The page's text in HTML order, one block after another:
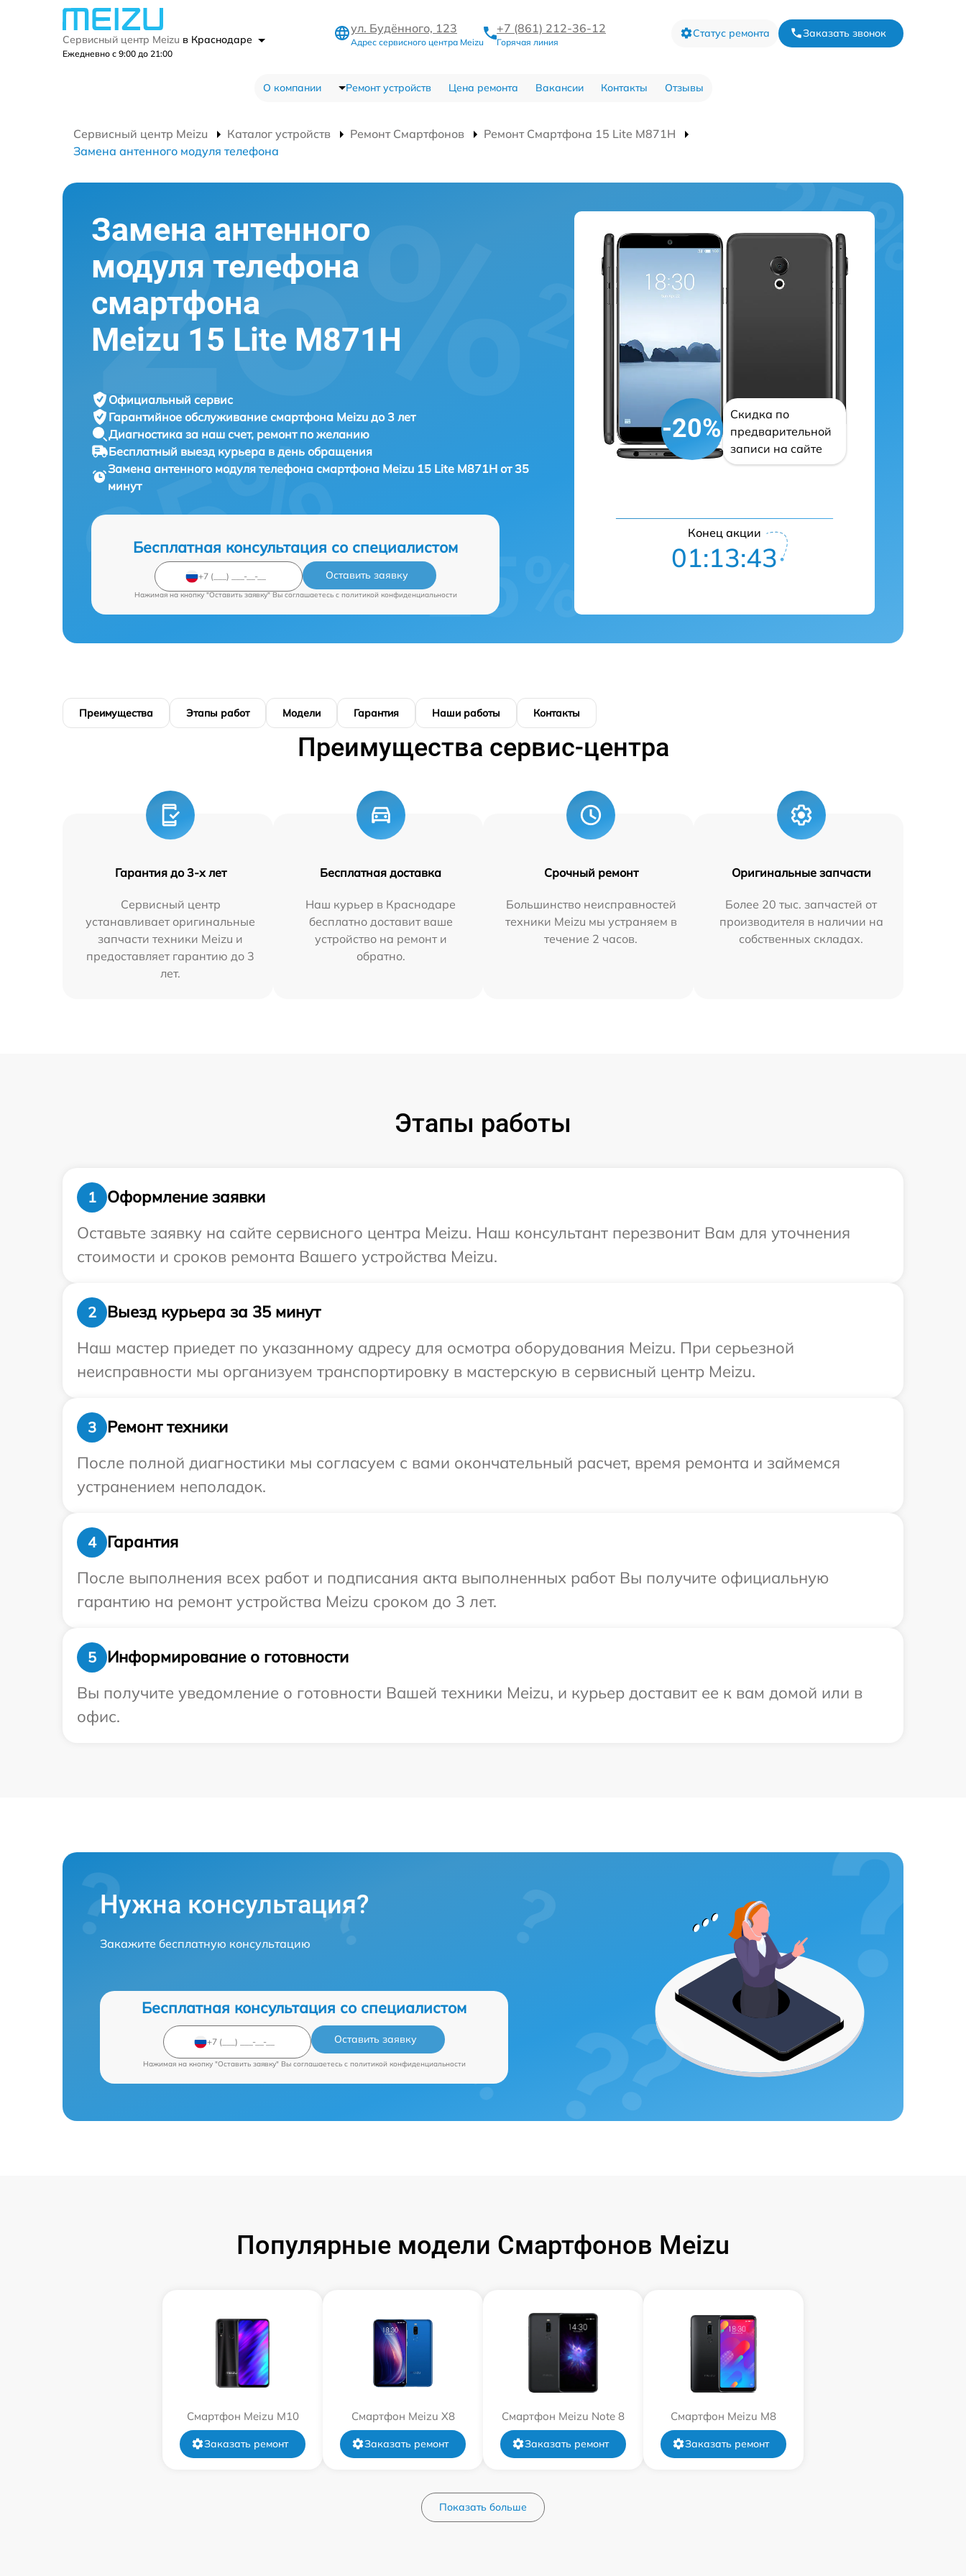
Сервисный центр Meizu в Краснодаре
Ежедневно с 9:00 до 21:00
ул. Будённого, 123
Адрес сервисного центра Meizu
+7 (861) 212-36-12
Горячая линия
Статус ремонта Заказать звонок
О компании Ремонт устройств Цена ремонта Вакансии Контакты Отзывы
Сервисный центр Meizu Каталог устройств Ремонт Смартфонов
Ремонт Смартфона 15 Lite M871H
Замена антенного модуля телефона
Замена антенного
модуля телефона
смартфона
Meizu 15 Lite M871H
Официальный сервис
Гарантийное обслуживание смартфона Meizu до 3 лет
Диагностика за наш счет, ремонт по желанию
Бесплатный выезд курьера в день обращения
Замена антенного модуля телефона смартфона Meizu 15 Lite M871H от 35
минут
Бесплатная консультация со специалистом
Оставить заявку
Нажимая на кнопку "Оставить заявку" Вы соглашаетесь c политикой конфиденциальности
-20%
Скидка по
предварительной
записи на сайте
Конец акции
01:13:42
Преимущества Этапы работ Модели Гарантия Наши работы Контакты
Преимущества сервис-центра
Гарантия до 3-х лет
Сервисный центр
устанавливает оригинальные
запчасти техники Meizu и
предоставляет гарантию до 3
лет.
Бесплатная доставка
Наш курьер в Краснодаре
бесплатно доставит ваше
устройство на ремонт и
обратно.
Срочный ремонт
Большинство неисправностей
техники Meizu мы устраняем в
течение 2 часов.
Оригинальные запчасти
Более 20 тыс. запчастей от
производителя в наличии на
собственных складах.
Этапы работы
1
Оформление заявки
Оставьте заявку на сайте сервисного центра Meizu. Наш консультант перезвонит Вам для уточнения
стоимости и сроков ремонта Вашего устройства Meizu.
2
Выезд курьера за 35 минут
Наш мастер приедет по указанному адресу для осмотра оборудования Meizu. При серьезной
неисправности мы организуем транспортировку в мастерскую в сервисный центр Meizu.
3
Ремонт техники
После полной диагностики мы согласуем с вами окончательный расчет, время ремонта и займемся
устранением неполадок.
4
Гарантия
После выполнения всех работ и подписания акта выполненных работ Вы получите официальную
гарантию на ремонт устройства Meizu сроком до 3 лет.
5
Информирование о готовности
Вы получите уведомление о готовности Вашей техники Meizu, и курьер доставит ее к вам домой или в
офис.
Нужна консультация?
Закажите бесплатную консультацию
Бесплатная консультация со специалистом
Оставить заявку
Нажимая на кнопку "Оставить заявку" Вы соглашаетесь c политикой конфиденциальности
Популярные модели Смартфонов Meizu
Смартфон Meizu M10
Заказать ремонт
Смартфон Meizu X8
Заказать ремонт
Смартфон Meizu Note 8
Заказать ремонт
Смартфон Meizu M8
Заказать ремонт
Показать больше